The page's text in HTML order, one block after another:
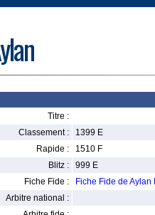
Titre :
Classement :
1399 E
Rapide :
1510 F
Blitz :
999 E
Fiche Fide :
Fiche Fide de
Arbitre national :